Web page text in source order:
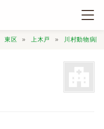
東区 上木戸 川村動物病院